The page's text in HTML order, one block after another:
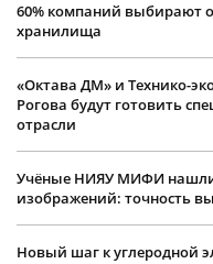
60% компаний выбирают
хранилища
«Октава ДМ» и Технико-
Рогова будут готовить
отрасли
Учëные НИЯУ МИФИ нашли
изображений: точность
Новый шаг к углеродной